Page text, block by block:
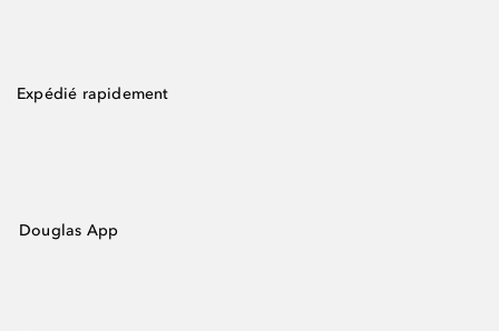
Expédié rapidement
Douglas App